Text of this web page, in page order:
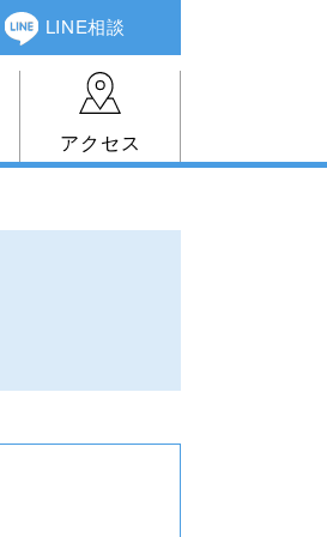
LINE相談
アクセス